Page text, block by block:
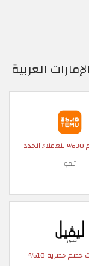
العربية
تيمو
حصرية 10%